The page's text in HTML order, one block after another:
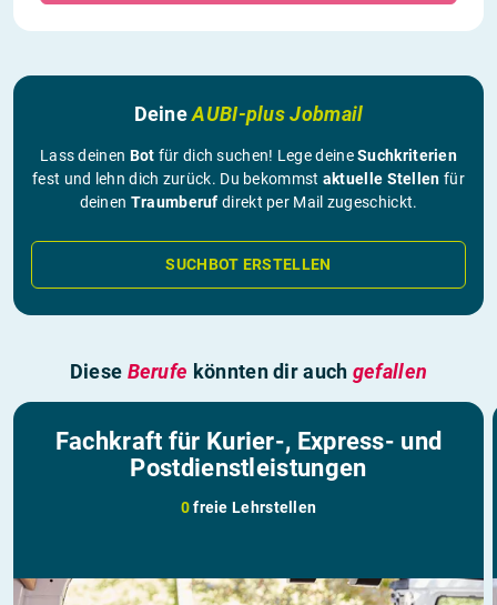
DeineAUBI-plus Jobmail
Lass deinen Bot für dich suchen! Lege deineSuchkriterien
fest und lehn dich zurück. Du bekommst aktuelle Stellen für
deinen Traumberuf direkt per Mail zugeschickt.
SUCHBOT ERSTELLEN
Diese Berufe könnten dir auch gefallen
Fachkraft für Kurier-, Express- und
Postdienstleistungen
0freie Lehrstellen